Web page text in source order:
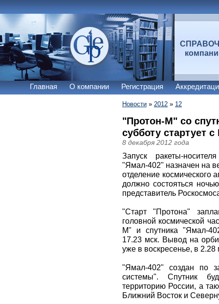
Главная О компании Регистрация
Новости » 2012 » 12
"Протон-М" со
субботу стартует
8 декабря 2012 года
Запуск ракеты-
"Ямал-402" назначен на
отделение космического
должно состояться
представитель
"Старт "Протона"
головной космической
М" и спутника "Ямал-
17.23 мск. Вывод на
уже в воскресенье, в 2.28
"Ямал-402" создан по
системы". Спутник
территорию России, а
Ближний Восток и